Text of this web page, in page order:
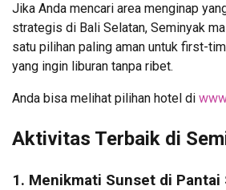
Jika Anda mencari area menginap
strategis di Bali Selatan, Seminyak
satu pilihan paling aman untuk first-
yang ingin liburan tanpa ribet.
Anda bisa melihat pilihan hotel di
Aktivitas Terbaik di
1. Menikmati Sunset di Pantai